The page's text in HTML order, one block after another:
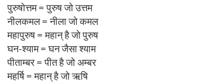
पुरुषोत्तम = पुरुष जो उत्तम
नीलकमल = नीला जो कमल
महापुरुष = महान् है जो पुरुष
घन-श्याम = घन जैसा श्याम
पीताम्बर = पीत है जो अम्बर
महर्षि = महान् है जो ऋषि